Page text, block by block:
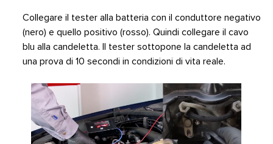
Collegare il tester alla batteria con il conduttore negativo
(nero) e quello positivo (rosso). Quindi collegare il cavo
blu alla candeletta. Il tester sottopone la candeletta ad
una prova di 10 secondi in condizioni di vita reale.